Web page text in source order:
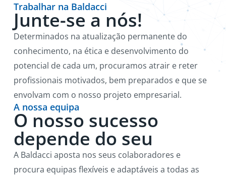
Trabalhar na Baldacci
Junte-se a nós!
Determinados na atualização permanente do
conhecimento, na ética e desenvolvimento do
potencial de cada um, procuramos atrair e reter
profissionais motivados, bem preparados e que se
envolvam com o nosso projeto empresarial.
A nossa equipa
O nosso sucesso
depende do seu
A Baldacci aposta nos seus colaboradores e
procura equipas flexíveis e adaptáveis a todas as